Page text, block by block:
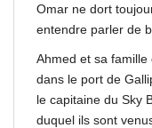
Omar ne dort
entendre parler de
Ahmed et sa
dans le port de
le capitaine du Sky
duquel ils sont